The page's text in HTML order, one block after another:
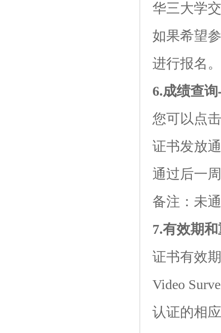
华三大学
如果希望
进行报名。
6.成绩查
您可以点击
证书发放
通过后一
备注：未
7.有效期
证书有效
Video
认证的相